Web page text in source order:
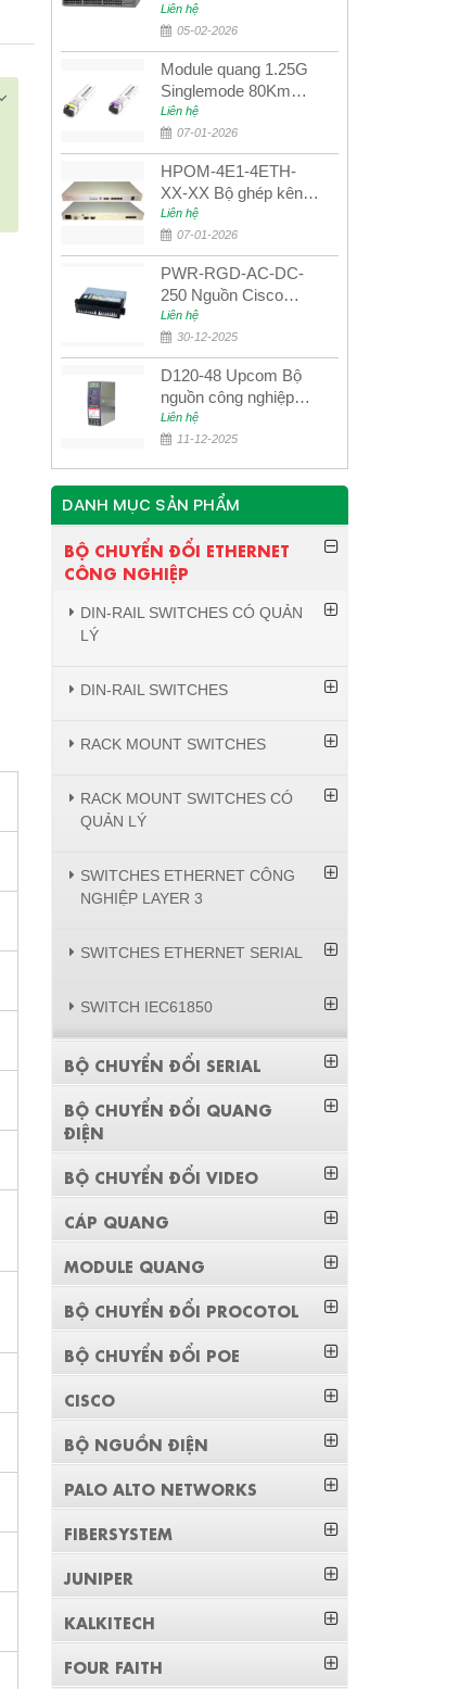
Juniper QFX5100-48S
Liên hệ
05-02-2026
Module quang 1.25G
Singlemode 80Km
UPCOM MWS-12-45-
80AD/MWS-12-54-
80BD
Liên hệ
07-01-2026
HPOM-4E1-4ETH-
XX-XX Bộ ghép kênh
quang quản lý SDH
4E1+4ETH+RS232
Liên hệ
07-01-2026
PWR-RGD-AC-DC-
250 Nguồn Cisco
Industrial 250W
PoE/PoE+
Liên hệ
30-12-2025
D120-48 Upcom Bộ
nguồn công nghiệp
đầu ra đơn 120W
48VDC
Liên hệ
11-12-2025
DANH MỤC SẢN PHẨM
BỘ CHUYỂN ĐỔI ETHERNET
CÔNG NGHIỆP
DIN-RAIL SWITCHES CÓ QUẢN
LÝ
DIN-RAIL SWITCHES
RACK MOUNT SWITCHES
RACK MOUNT SWITCHES CÓ
QUẢN LÝ
SWITCHES ETHERNET CÔNG
NGHIỆP LAYER 3
SWITCHES ETHERNET SERIAL
SWITCH IEC61850
BỘ CHUYỂN ĐỔI SERIAL
BỘ CHUYỂN ĐỔI QUANG
ĐIỆN
BỘ CHUYỂN ĐỔI VIDEO
CÁP QUANG
MODULE QUANG
BỘ CHUYỂN ĐỔI PROCOTOL
BỘ CHUYỂN ĐỔI POE
CISCO
BỘ NGUỒN ĐIỆN
PALO ALTO NETWORKS
FIBERSYSTEM
JUNIPER
KALKITECH
FOUR FAITH